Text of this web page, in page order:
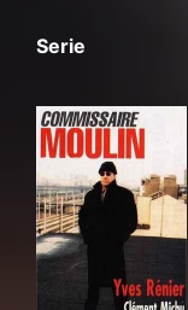
Serie